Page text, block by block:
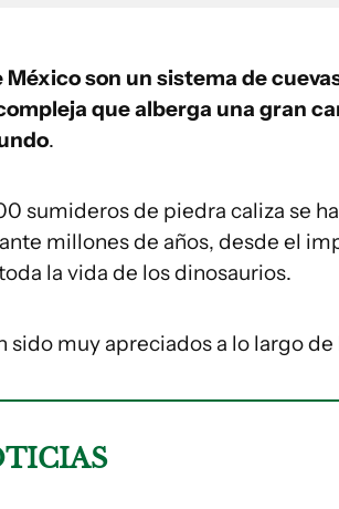
México son un sistema de
que alberga una gran
.
sumideros de piedra caliza se
millones de años, desde el
la vida de los dinosaurios.
sido muy apreciados a lo largo de